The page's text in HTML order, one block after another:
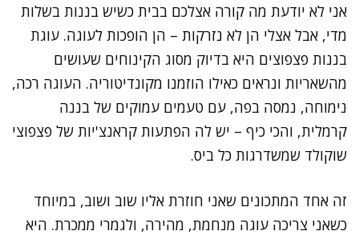
אני לא יודעת מה קורה אצלכם בבית כשיש בננות בשלות
מדי, אבל אצלי הן לא נזרקות – הן הופכות לעוגה. עוגת
בננות פצפוצים היא בדיוק מסוג הקינוחים שעושים
מהשאריות ונראים כאילו הוזמנו מקונדיטוריה. העוגה רכה,
נימוחה, נמסה בפה, עם טעמים עמוקים של בננה
קרמלית, והכי כיף – יש לה הפתעות קראנצ'יות של פצפוצי
שוקולד שמשדרגות כל ביס.
זה אחד המתכונים שאני חוזרת אליו שוב ושוב, במיוחד
כשאני צריכה עוגה מנחמת, מהירה, ולגמרי ממכרת. היא